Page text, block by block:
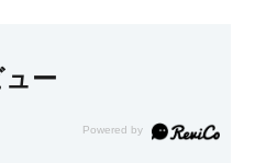
てくつろげるスタイルが理想
て使い、来客時には離してスツ
ー